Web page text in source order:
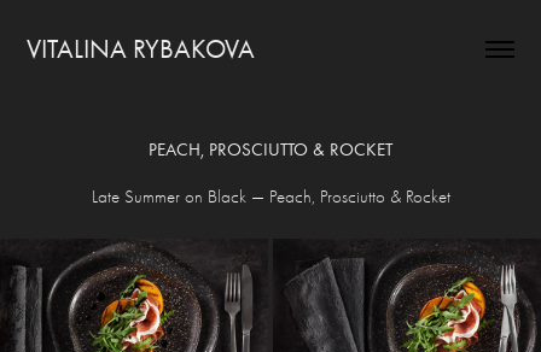
VITALINA RYBAKOVA
PEACH, PROSCIUTTO & ROCKET
Late Summer on Black — Peach, Prosciutto & Rocket